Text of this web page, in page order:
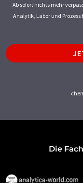
Ab sofort nichts mehr
Analytik, Labor und
Die